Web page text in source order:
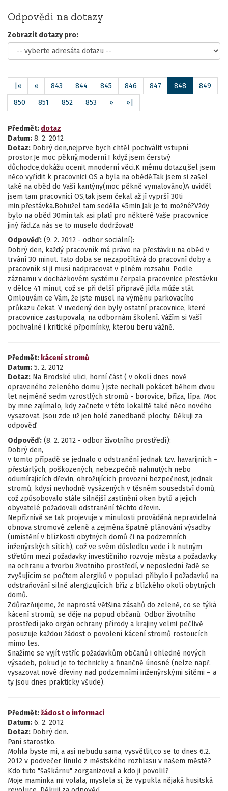
Odpovědi na dotazy
Zobrazit dotazy pro:
|« « 843 844 845 846 847 848
849
850
851 852 853 » »|
Předmět: dotaz
Datum: 8. 2. 2012
Dotaz: Dobrý den,nejprve bych chtěl pochválit vstupní
prostor.Je moc pěkný,moderní.I když jsem čerstvý
důchodce,dokážu ocenit mnoderní věci.K mému dotazu,šel jsem
něco vyřídit k pracovnici OS a byla na obědě.Tak jsem si zašel
také na oběd do Vaší kantýny(moc pěkně vymalováno)A uviděl
jsem tam pracovnici OS,tak jsem čekal až jí vyprší 30ti
min.přestávka.Bohužel tam seděla 45min.Jak je to možné?Vždy
bylo na oběd 30min.tak asi platí pro některé Vaše pracovnice
jiný řád.Za nás se to muselo dodržovat!
Odpověď: (9. 2. 2012 - odbor sociální):
Dobrý den, každý pracovník má právo na přestávku na oběd v
trvání 30 minut. Tato doba se nezapočítává do pracovní doby a
pracovník si ji musí nadpracovat v plném rozsahu. Podle
záznamu v docházkovém systému čerpala pracovnice přestávku
v délce 41 minut, což se při delší přípravě jídla může stát.
Omlouvám ce Vám, že jste musel na výměnu parkovacího
průkazu čekat. V uvedený den byly ostatní pracovnice, které
pracovnice zastupovala, na odbornám školení. Vážím si Vaší
pochvalné i kritické přpomínky, kterou beru vážně.
Předmět: kácení stromů
Datum: 5. 2. 2012
Dotaz: Na Brodské ulici, horní část ( v okolí dnes nově
opraveného zeleného domu ) jste nechali pokácet během dvou
let nejméně sedm vzrostlých stromů - borovice, bříza, lípa. Moc
by mne zajímalo, kdy začnete v této lokalitě také něco nového
vysazovat. Jsou zde už jen holé zanedbané plochy. Děkuji za
odpověď.
Odpověď: (8. 2. 2012 - odbor životního prostředí):
Dobrý den,
v tomto případě se jednalo o odstranění jednak tzv. havarijních –
přestárlých, poškozených, nebezpečně nahnutých nebo
odumírajících dřevin, ohrožujících provozní bezpečnost, jednak
stromů, kdysi nevhodně vysázených v těsném sousedství domů,
což způsobovalo stále silnější zastínění oken bytů a jejich
obyvatelé požadovali odstranění těchto dřevin.
Nepříznivě se tak projevuje v minulosti prováděná nepravidelná
obnova stromové zeleně a zejména špatné plánování výsadby
(umístění v blízkosti obytných domů či na podzemních
inženýrských sítích), což ve svém důsledku vede i k nutným
střetům mezi požadavky investičního rozvoje města a požadavky
na ochranu a tvorbu životního prostředí, v neposlední řadě se
zvyšujícím se počtem alergiků v populaci přibylo i požadavků na
odstraňování silně alergizujících bříz z blízkého okolí obytných
domů.
Zdůrazňujeme, že naprostá většina zásahů do zeleně, co se týká
kácení stromů, se děje na popud občanů. Odbor životního
prostředí jako orgán ochrany přírody a krajiny velmi pečlivě
posuzuje každou žádost o povolení kácení stromů rostoucích
mimo les.
Snažíme se vyjít vstříc požadavkům občanů i ohledně nových
výsadeb, pokud je to technicky a finančně únosné (nelze např.
vysazovat nové dřeviny nad podzemními inženýrskými sítěmi – a
ty jsou dnes prakticky všude).
Předmět:žádost o informaci
Datum: 6. 2. 2012
Dotaz: Dobrý den.
Paní starostko.
Mohla byste mi, a asi nebudu sama, vysvětlit,co se to dnes 6.2.
2012 v podvečer linulo z městského rozhlasu v našem městě?
Kdo tuto "šaškárnu" zorganizoval a kdo ji povolil?
Moje maminka mi volala, myslela si, že vypukla nějaká husitská